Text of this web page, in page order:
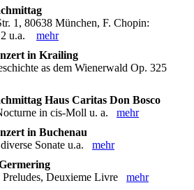
1, 80638 München, F. Chopin:
2 u.a. mehr
in Krailing
as dem Wienerwald Op. 325
Haus Caritas Don Bosco
in cis-Moll u. a. mehr
in Buchenau
Sonate u.a. mehr
Preludes, Deuxieme Livre mehr